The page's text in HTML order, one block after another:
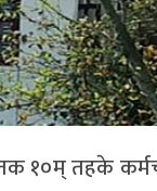
१०म् तहके